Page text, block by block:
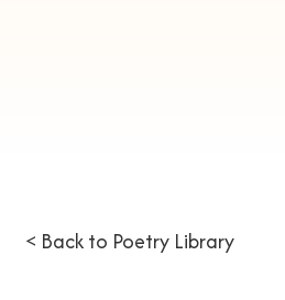
< Back to Poetry Library